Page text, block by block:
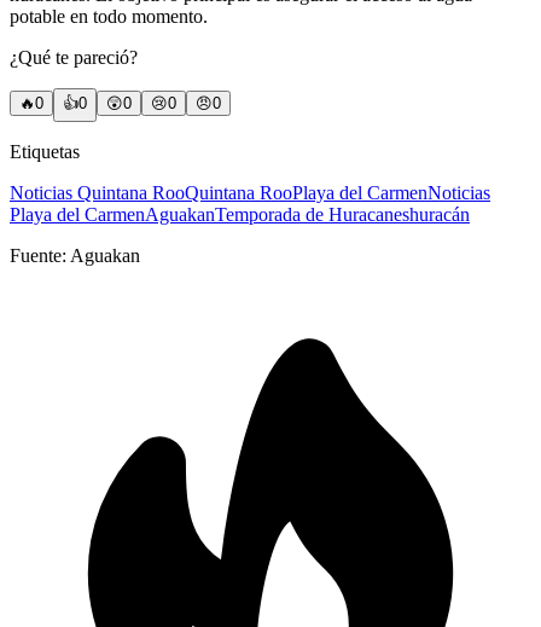
potable en todo momento.
¿Qué te pareció?
🔥0 👍0 😲0 😢0 😠0
Etiquetas
Noticias Quintana RooQuintana RooPlaya del CarmenNoticias
Playa del CarmenAguakanTemporada de Huracaneshuracán
Fuente: Aguakan